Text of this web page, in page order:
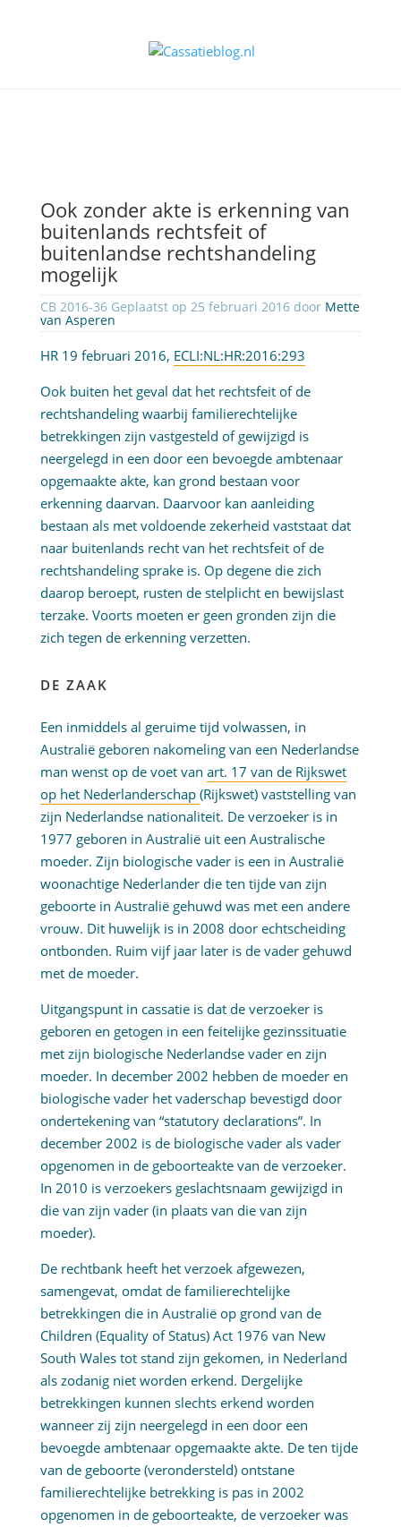
Ook zonder akte is erkenning van
buitenlands rechtsfeit of
buitenlandse rechtshandeling
mogelijk
CB 2016-36 Geplaatst op 25 februari 2016 door Mette
van Asperen
HR 19 februari 2016, ECLI:NL:HR:2016:293
Ook buiten het geval dat het rechtsfeit of de
rechtshandeling waarbij familierechtelijke
betrekkingen zijn vastgesteld of gewijzigd is
neergelegd in een door een bevoegde ambtenaar
opgemaakte akte, kan grond bestaan voor
erkenning daarvan. Daarvoor kan aanleiding
bestaan als met voldoende zekerheid vaststaat dat
naar buitenlands recht van het rechtsfeit of de
rechtshandeling sprake is. Op degene die zich
daarop beroept, rusten de stelplicht en bewijslast
terzake. Voorts moeten er geen gronden zijn die
zich tegen de erkenning verzetten.
DE ZAAK
Een inmiddels al geruime tijd volwassen, in
Australië geboren nakomeling van een Nederlandse
man wenst op de voet van art. 17 van de Rijkswet
op het Nederlanderschap (Rijkswet) vaststelling van
zijn Nederlandse nationaliteit. De verzoeker is in
1977 geboren in Australië uit een Australische
moeder. Zijn biologische vader is een in Australië
woonachtige Nederlander die ten tijde van zijn
geboorte in Australië gehuwd was met een andere
vrouw. Dit huwelijk is in 2008 door echtscheiding
ontbonden. Ruim vijf jaar later is de vader gehuwd
met de moeder.
Uitgangspunt in cassatie is dat de verzoeker is
geboren en getogen in een feitelijke gezinssituatie
met zijn biologische Nederlandse vader en zijn
moeder. In december 2002 hebben de moeder en
biologische vader het vaderschap bevestigd door
ondertekening van “statutory declarations”. In
december 2002 is de biologische vader als vader
opgenomen in de geboorteakte van de verzoeker.
In 2010 is verzoekers geslachtsnaam gewijzigd in
die van zijn vader (in plaats van die van zijn
moeder).
De rechtbank heeft het verzoek afgewezen,
samengevat, omdat de familierechtelijke
betrekkingen die in Australië op grond van de
Children (Equality of Status) Act 1976 van New
South Wales tot stand zijn gekomen, in Nederland
als zodanig niet worden erkend. Dergelijke
betrekkingen kunnen slechts erkend worden
wanneer zij zijn neergelegd in een door een
bevoegde ambtenaar opgemaakte akte. De ten tijde
van de geboorte (verondersteld) ontstane
familierechtelijke betrekking is pas in 2002
opgenomen in de geboorteakte, de verzoeker was